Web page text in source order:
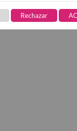
Rechazar